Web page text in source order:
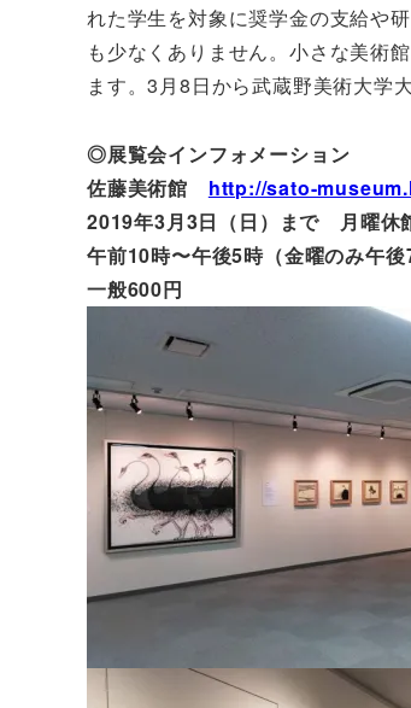
れた学生を対象に奨学金の支給や
も少なくありません。小さな美術
ます。3月8日から武蔵野美術大学
◎展覧会インフォメーション
佐藤美術館 http://sato-
2019年3月3日（日）まで 月曜休
午前10時〜午後5時（金曜のみ午
一般600円